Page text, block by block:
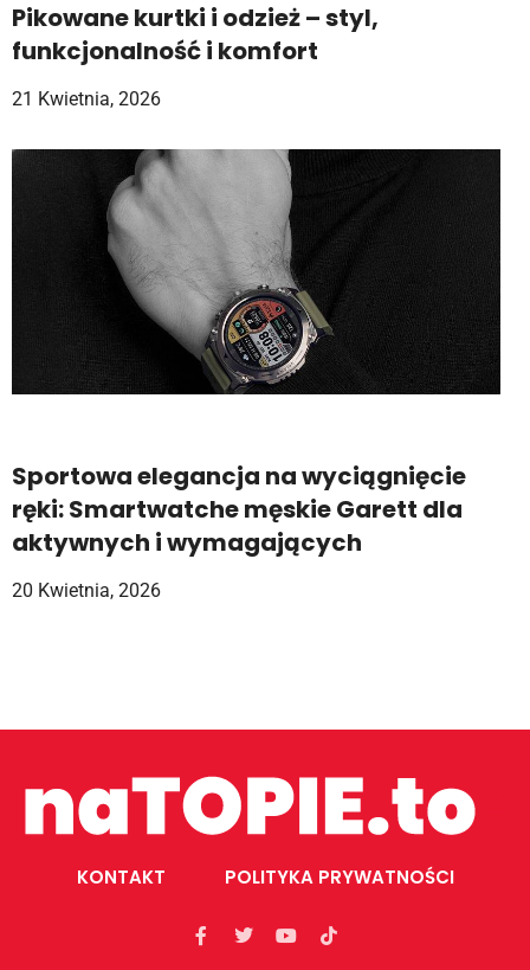
Pikowane kurtki i odzież – styl,
funkcjonalność i komfort
21 Kwietnia, 2026
Sportowa elegancja na wyciągnięcie
ręki: Smartwatche męskie Garett dla
aktywnych i wymagających
20 Kwietnia, 2026
KONTAKT POLITYKA PRYWATNOŚCI